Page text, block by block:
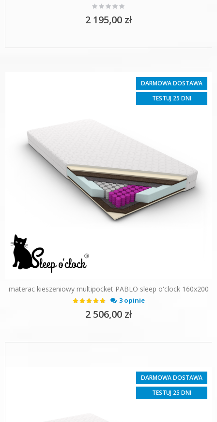
Rating:
0%
2 195,00 zł
DARMOWA DOSTAWA
TESTUJ 25 DNI
materac kieszeniowy multipocket PABLO sleep o'clock 160x200
Ocena: 3 opinie
2 506,00 zł
DARMOWA DOSTAWA
TESTUJ 25 DNI